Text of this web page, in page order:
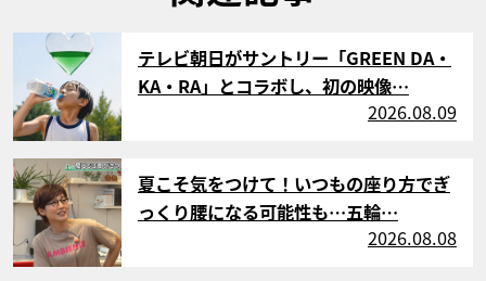
テレビ朝日がサントリー「GREEN DA・
KA・RA」とコラボし、初の映像…
2026.08.09
サムネイル
夏こそ気をつけて！いつもの座り方でぎ
っくり腰になる可能性も…五輪…
2026.08.08